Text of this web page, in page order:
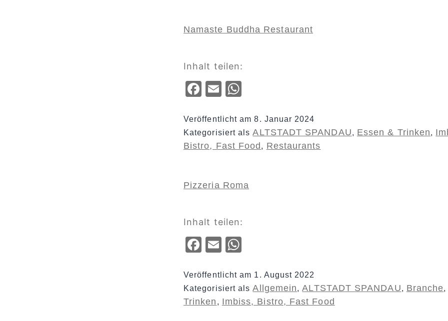
Namaste Buddha Restaurant
Inhalt teilen:
Facebook
Email
Veröffentlicht am8. Januar 2024
Kategorisiert alsALTSTADT SPANDAU, Essen & Trinken,
Bistro, Fast Food, Restaurants
Pizzeria Roma
Inhalt teilen:
Facebook
Email
Veröffentlicht am 1. August 2022
Kategorisiert alsAllgemein,ALTSTADT SPANDAU, Branche,
Trinken , Imbiss, Bistro, Fast Food